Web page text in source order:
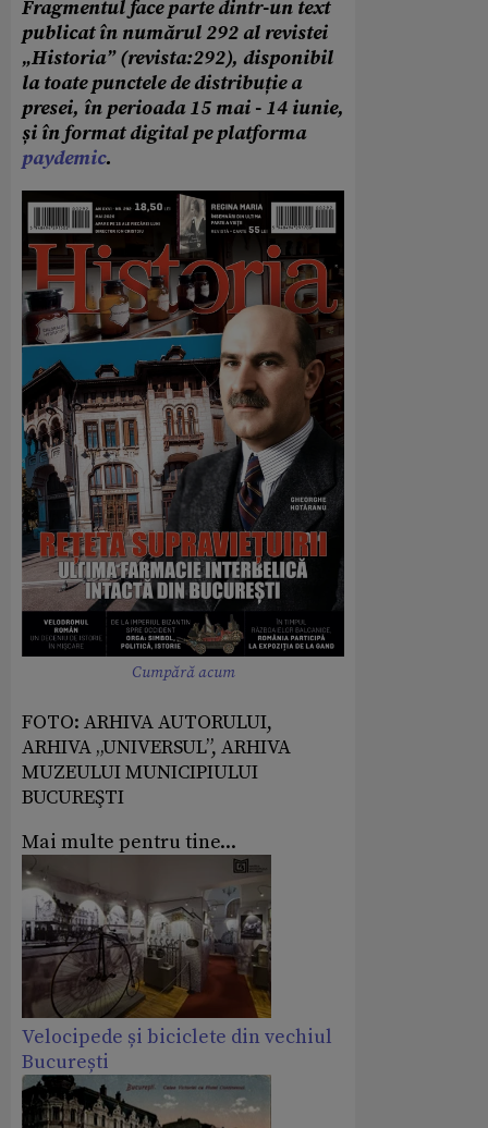
Fragmentul face parte dintr-un text
publicat în numărul 292 al revistei
„Historia” (revista:292), disponibil
la toate punctele de distribuție a
presei, în perioada 15 mai - 14 iunie,
și în format digital pe platforma
paydemic.
Cumpără acum
FOTO: ARHIVA AUTORULUI,
ARHIVA „UNIVERSUL”, ARHIVA
MUZEULUI MUNICIPIULUI
BUCUREŞTI
Mai multe pentru tine...
Velocipede și biciclete din vechiul
București